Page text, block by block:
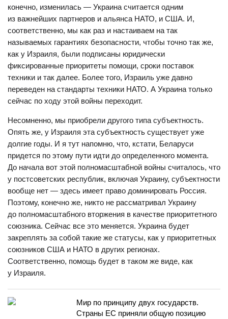
конечно, изменилась — Украина считается одним
из важнейших партнеров и альянса НАТО, и США. И,
соответственно, мы как раз и настаиваем на так
называемых гарантиях безопасности, чтобы точно так же,
как у Израиля, были подписаны юридически
фиксированные приоритеты помощи, сроки поставок
техники и так далее. Более того, Израиль уже давно
переведен на стандарты техники НАТО. А Украина только
сейчас по ходу этой войны переходит.
Несомненно, мы приобрели другого типа субъектность.
Опять же, у Израиля эта субъектность существует уже
долгие годы. И я тут напомню, что, кстати, Беларуси
придется по этому пути идти до определенного момента.
До начала вот этой полномасштабной войны считалось, что
у постсоветских республик, включая Украину, субъектности
вообще нет — здесь имеет право доминировать Россия.
Поэтому, конечно же, никто не рассматривал Украину
до полномасштабного вторжения в качестве приоритетного
союзника. Сейчас все это меняется. Украина будет
закреплять за собой такие же статусы, как у приоритетных
союзников США и НАТО в других регионах.
Соответственно, помощь будет в таком же виде, как
у Израиля.
Мир по принципу двух государств.
Страны ЕС приняли общую позицию